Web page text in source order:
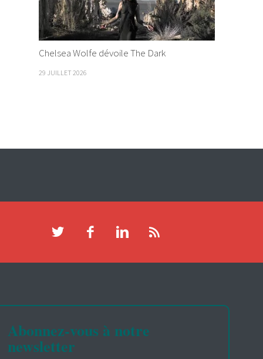
Chelsea Wolfe dévoile The Dark
29 JUILLET 2026
Abonnez-vous à notre
newsletter